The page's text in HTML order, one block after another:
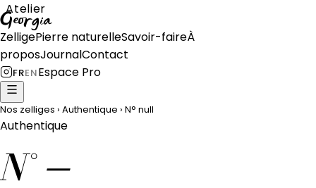
Atelier
Georgia
ZelligePierre naturelleSavoir-faireÀ
proposJournalContact
FRENEspace Pro
Nos zelliges › Authentique › N° null
Authentique
N° —